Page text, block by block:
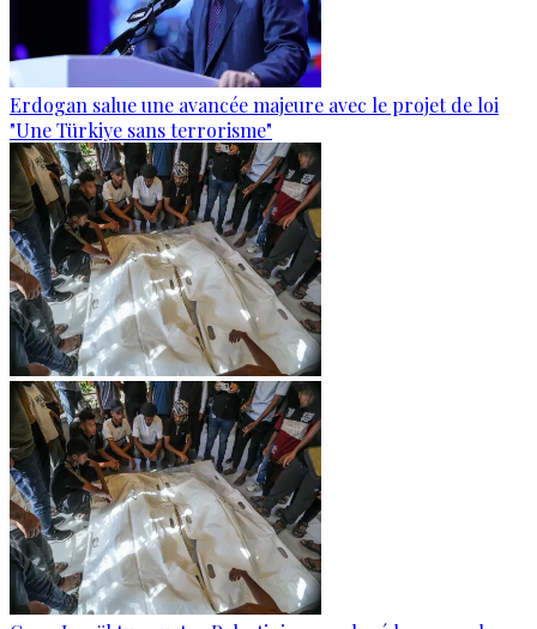
Erdogan salue une avancée majeure avec le projet de loi
"Une Türkiye sans terrorisme"